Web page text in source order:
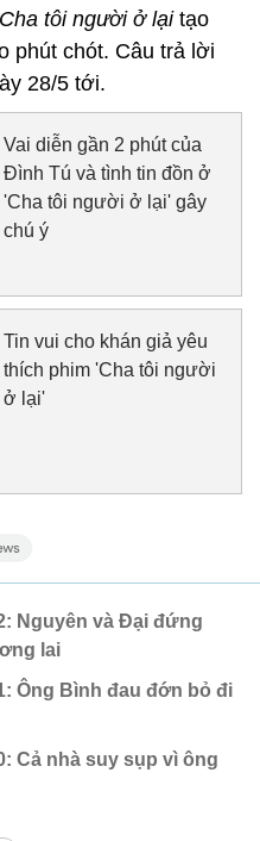
Cha tôi người ở lại tạo
phút chót. Câu trả lời
28/5 tới.
Vai diễn gần 2 phút của
Đình Tú và tình tin đồn ở
'Cha tôi người ở lại' gây
chú ý
Tin vui cho khán giả yêu
thích phim 'Cha tôi người
ở lại'
Nguyên và Đại đứng
lai
Ông Bình đau đớn bỏ đi
Cả nhà suy sụp vì ông